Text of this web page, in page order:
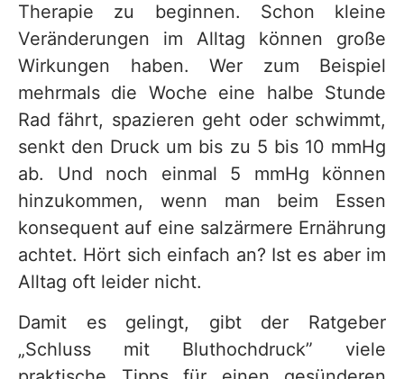
Therapie zu beginnen. Schon kleine
Veränderungen im Alltag können große
Wirkungen haben. Wer zum Beispiel
mehrmals die Woche eine halbe Stunde
Rad fährt, spazieren geht oder schwimmt,
senkt den Druck um bis zu 5 bis 10 mmHg
ab. Und noch einmal 5 mmHg können
hinzukommen, wenn man beim Essen
konsequent auf eine salzärmere Ernährung
achtet. Hört sich einfach an? Ist es aber im
Alltag oft leider nicht.
Damit es gelingt, gibt der Ratgeber
„Schluss mit Bluthochdruck” viele